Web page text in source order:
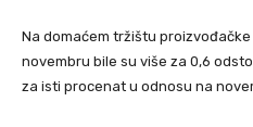
Na domaćem tržištu
novembru bile su više za 0,6
za isti procenat u odnosu na